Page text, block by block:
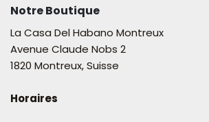
Notre Boutique
La Casa Del Habano Montreux
Avenue Claude Nobs 2
1820 Montreux, Suisse
Horaires